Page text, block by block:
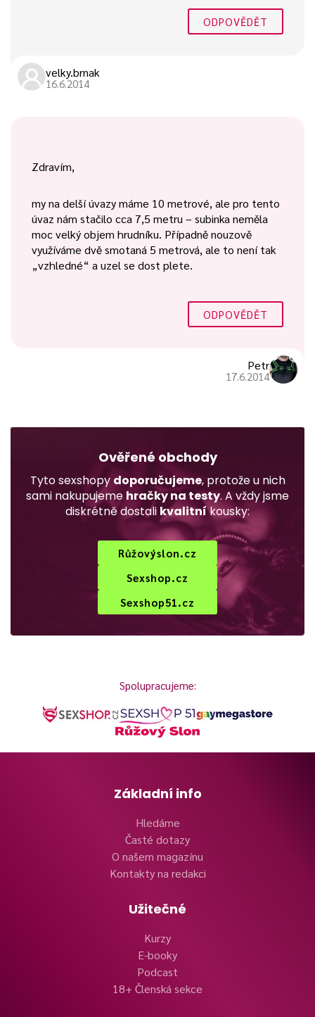
ODPOVĚDĚT
velky.brnak
16.6.2014
Zdravím,
my na delší úvazy máme 10 metrové, ale pro tento
úvaz nám stačilo cca 7,5 metru – subinka neměla
moc velký objem hrudníku. Případně nouzově
využíváme dvě smotaná 5 metrová, ale to není tak
„vzhledné“ a uzel se dost plete.
ODPOVĚDĚT
Petr
17.6.2014
Ověřené obchody
Tyto sexshopy doporučujeme, protože u nich
sami nakupujeme hračky na testy. A vždy jsme
diskrétně dostali kvalitníkousky:
Růžovýslon.cz
Sexshop.cz
Sexshop51.cz
Spolupracujeme:
Základní info
Hledáme
Časté dotazy
O našem magazínu
Kontakty na redakci
Užitečné
Kurzy
E-booky
Podcast
18+ Členská sekce